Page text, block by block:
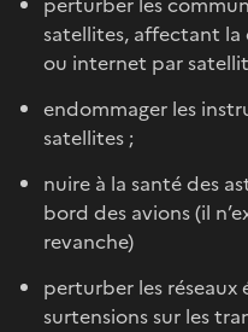
satellites, affectant
ou internet par
endommager les
satellites ;
nuire à la santé des
bord des avions (il
revanche)
perturber les réseaux
surtensions sur les